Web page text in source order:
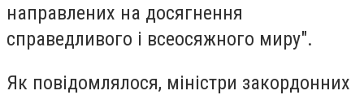
направлених на досягнення
справедливого і всеосяжного миру".
Як повідомлялося, міністри закордонних